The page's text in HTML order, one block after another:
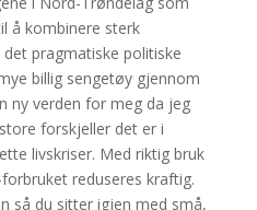
å kombinere sterk
pragmatiske politiske
billig sengetøy gjennom
ny verden for meg da jeg
forskjeller det er i
livskriser. Med riktig bruk
reduseres kraftig.
så du sitter igjen med små,